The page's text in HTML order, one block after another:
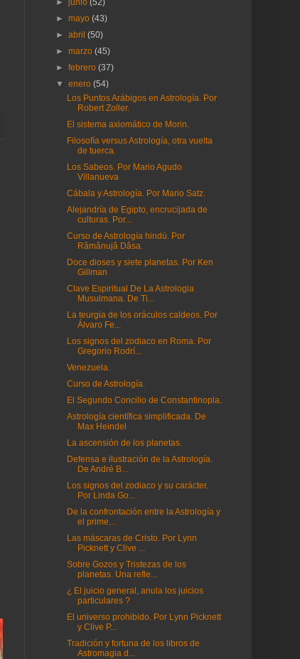
►junio(52)
►mayo(43)
►abril(50)
►marzo(45)
►febrero(37)
▼enero(54)
Los Puntos Arábigos en Astrología. Por
Robert Zoller.
El sistema axiomático de Morin.
Filosofía versus Astrología, otra vuelta
de tuerca.
Los Sabeos. Por Mario Agudo
Villanueva
Cábala y Astrología. Por Mario Satz.
Alejandría de Egipto, encrucijada de
culturas. Por...
Curso de Astrología hindú. Por
Râmânujâ Dâsa.
Doce dioses y siete planetas. Por Ken
Gillman
Clave Espiritual De La Astrologia
Musulmana. De Ti...
La teurgia de los oráculos caldeos. Por
Álvaro Fe...
Los signos del zodiaco en Roma. Por
Gregorio Rodrí...
Venezuela.
Curso de Astrología.
El Segundo Concilio de Constantinopla.
Astrología científica simplificada. De
Max Heindel
La ascensión de los planetas.
Defensa e ilustración de la Astrología.
De André B...
Los signos del zodiaco y su carácter.
Por Linda Go...
De la confrontación entre la Astrología y
el prime...
Las máscaras de Cristo. Por Lynn
Picknett y Clive ...
Sobre Gozos y Tristezas de los
planetas. Una refle...
¿ El juicio general, anula los juicios
particulares ?
El universo prohibido. Por Lynn Picknett
y Clive P...
Tradición y fortuna de los libros de
Astromagia d...